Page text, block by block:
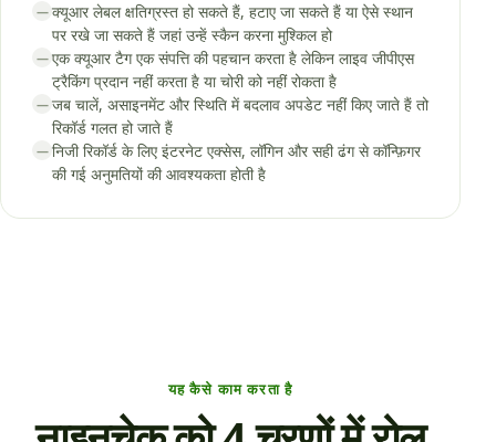
— क्यूआर लेबल क्षतिग्रस्त हो सकते हैं, हटाए जा सकते हैं या ऐसे स्थान
पर रखे जा सकते हैं जहां उन्हें स्कैन करना मुश्किल हो
— एक क्यूआर टैग एक संपत्ति की पहचान करता है लेकिन लाइव जीपीएस
ट्रैकिंग प्रदान नहीं करता है या चोरी को नहीं रोकता है
— जब चालें, असाइनमेंट और स्थिति में बदलाव अपडेट नहीं किए जाते हैं तो
रिकॉर्ड गलत हो जाते हैं
— निजी रिकॉर्ड के लिए इंटरनेट एक्सेस, लॉगिन और सही ढंग से कॉन्फ़िगर
की गई अनुमतियों की आवश्यकता होती है
यह कैसे काम करता है